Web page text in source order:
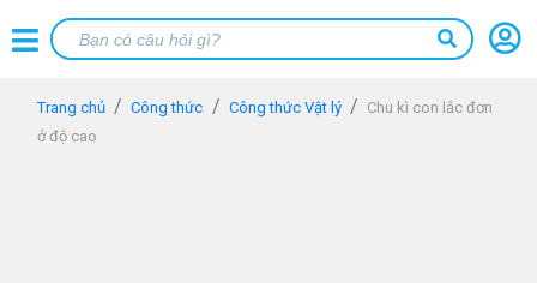
Trang chủ Công thức Công thức Vật lý
Chu kì con lắc đơn
ở độ cao